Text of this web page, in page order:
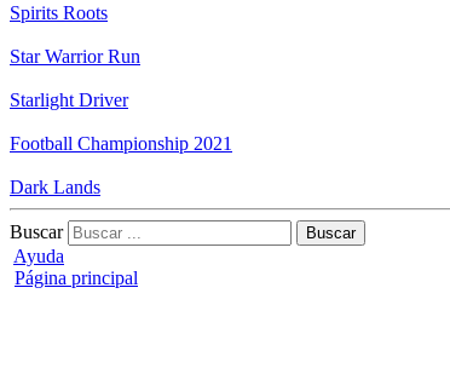
Spirits Roots
Star Warrior Run
Starlight Driver
Football Championship 2021
Dark Lands
Buscar
Ayuda
Página principal